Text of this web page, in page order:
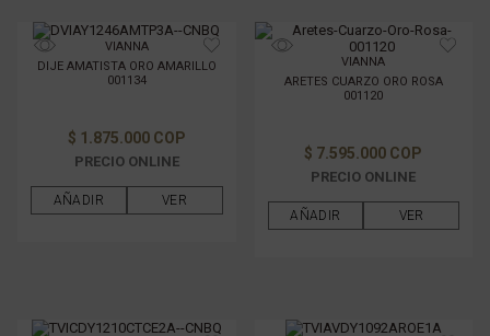
VIANNA
DIJE AMATISTA ORO AMARILLO
001134
$ 1.875.000 COP
PRECIO ONLINE
AÑADIR VER
VIANNA
ARETES CUARZO ORO ROSA
001120
$ 7.595.000 COP
PRECIO ONLINE
AÑADIR VER